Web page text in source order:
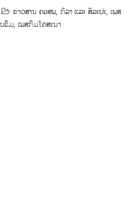
ຂ່າວສານ ຄອສພ,ກິລາ ແລະ ສິລະປະ,ເພສ
ຮົມ,ເພສກົມໂຄສະນາ